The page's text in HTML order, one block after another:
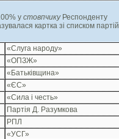
у стовпчикуРеспонденту
картка зі списком партій
«Слуга народу»
«ОПЗЖ»
«Батьківщина»
«ЄС»
«Сила і честь»
Партія Д. Разумкова
РПЛ
«УСГ»